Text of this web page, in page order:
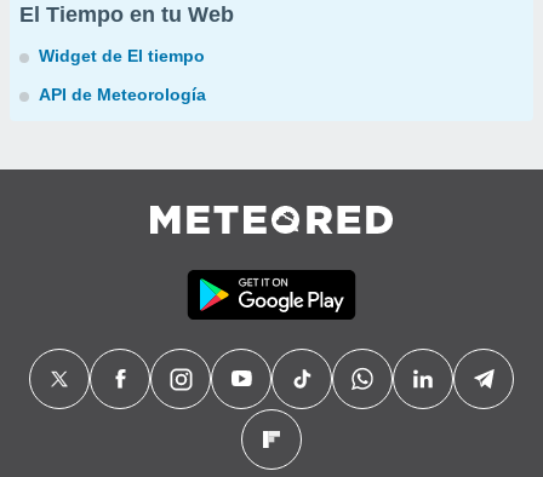
El Tiempo en tu Web
Widget de El tiempo
API de Meteorología